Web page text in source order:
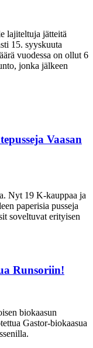
lajiteltuja jätteitä
15. syyskuuta
vuodessa on ollut 6
jonka jälkeen
Vaasan
Nyt 19 K-kauppaa ja
paperisia pusseja
soveltuvat erityisen
Runsoriin!
biokaasun
Gastor-biokaasua